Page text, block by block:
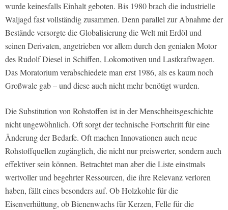
wurde keinesfalls Einhalt geboten. Bis 1980 brach die industrielle
Waljagd fast vollständig zusammen. Denn parallel zur Abnahme der
Bestände versorgte die Globalisierung die Welt mit Erdöl und
seinen Derivaten, angetrieben vor allem durch den genialen Motor
des Rudolf Diesel in Schiffen, Lokomotiven und Lastkraftwagen.
Das Moratorium verabschiedete man erst 1986, als es kaum noch
Großwale gab – und diese auch nicht mehr benötigt wurden.
Die Substitution von Rohstoffen ist in der Menschheitsgeschichte
nicht ungewöhnlich. Oft sorgt der technische Fortschritt für eine
Änderung der Bedarfe. Oft machen Innovationen auch neue
Rohstoffquellen zugänglich, die nicht nur preiswerter, sondern auch
effektiver sein können. Betrachtet man aber die Liste einstmals
wertvoller und begehrter Ressourcen, die ihre Relevanz verloren
haben, fällt eines besonders auf. Ob Holzkohle für die
Eisenverhüttung, ob Bienenwachs für Kerzen, Felle für die